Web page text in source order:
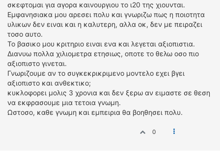
σκεφτομαι για αγορα καινουργιου το ι20 της χιουνται.
Εμφανησιακα μου αρεσει πολυ και γνωριζω πως η ποιοτητα
υλικων δεν ειναι και η καλυτερη, αλλα οκ, δεν με πειραζει
τοσο αυτο.
Το βασικο μου κριτηριο ειναι ενα και λεγεται αξιοπιστια.
Διανυω πολλα χιλιομετρα ετησιως, οποτε το θελω οσο πιο
αξιοπιστο γινεται.
Γνωριζουμε αν το συγκεκρικριμενο μοντελο εχει βγει
αξιοπιστο και ανθεκτικο;
κυκλοφορει μολις 3 χρονια και δεν ξερω αν ειμαστε σε θεση
να εκφρασουμε μια τετοια γνωμη.
Ωστοσο, καθε γνωμη και εμπειρια θα βοηθησει πολυ.
0
FORMULA 1
WRC
ΔΙΕΘΝΕΙΣ ΑΓΩΝΕΣ
ΕΛΛΗΝΙΚΟΙ ΑΓΩΝΕΣ
ΤΙΜΕΣ
4T CLASSIC
ΜΟΝΤΕΛΑ
ΚΑΤΑΣΚΕΥΑΣΤΕΣ